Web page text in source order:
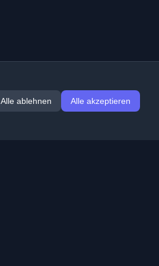
Alle ablehnen Alle akzeptieren